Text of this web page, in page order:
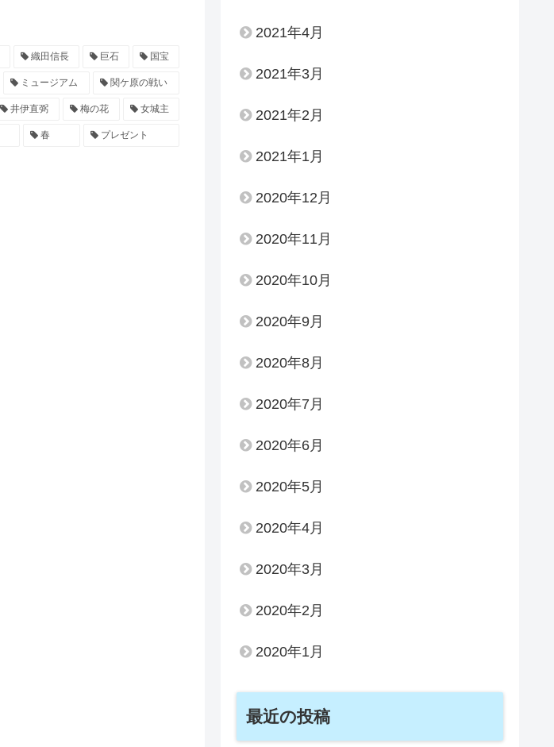
織田信長 巨石 国宝
ミュージアム 関ケ原の戦い
井伊直弼 梅の花 女城主
春 プレゼント
2021年4月
2021年3月
2021年2月
2021年1月
2020年12月
2020年11月
2020年10月
2020年9月
2020年8月
2020年7月
2020年6月
2020年5月
2020年4月
2020年3月
2020年2月
2020年1月
最近の投稿